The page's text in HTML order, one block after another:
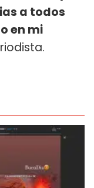
a todos
en mi